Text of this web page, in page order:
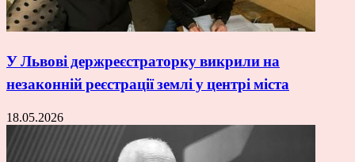
У Львові держреєстраторку викрили на
незаконній реєстрації землі у центрі міста
18.05.2026